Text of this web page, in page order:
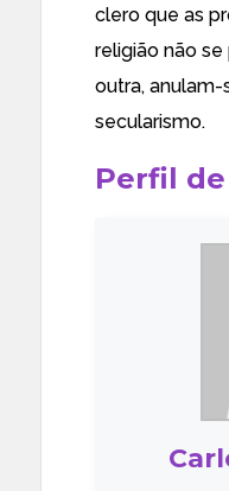
clero que as
religião não
outra,
secularismo.
Perfil